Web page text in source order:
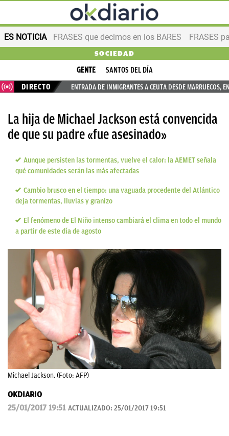
ES NOTICIA FRASES que decimos en los BARES FRASES
SOCIEDAD
GENTE
SANTOS DEL DÍA
DIRECTO
ENTRADA DE INMIGRANTES A CEUTA DESDE MARRUECOS,
La hija de Michael Jackson está convencida
de que su padre «fue asesinado»
Aunque persisten las tormentas, vuelve el calor: la AEMET señala
qué comunidades serán las más afectadas
Cambio brusco en el tiempo: una vaguada procedente del Atlántico
deja tormentas, lluvias y granizo
El fenómeno de El Niño intenso cambiará el clima en todo el mundo
a partir de este día de agosto
Michael Jackson. (Foto: AFP)
OKDIARIO
25/01/2017 19:51 ACTUALIZADO: 25/01/2017 19:51